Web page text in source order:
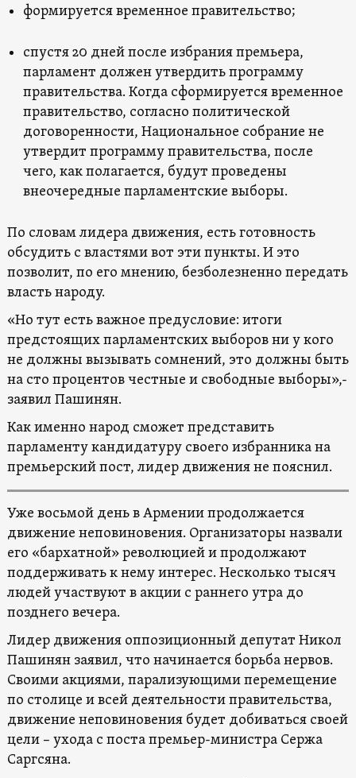
формируется временное правительство;
спустя 20 дней после избрания премьера,
парламент должен утвердить программу
правительства. Когда сформируется временное
правительство, согласно политической
договоренности, Национальное собрание не
утвердит программу правительства, после
чего, как полагается, будут проведены
внеочередные парламентские выборы.
По словам лидера движения, есть готовность
обсудить с властями вот эти пункты. И это
позволит, по его мнению, безболезненно передать
власть народу.
«Но тут есть важное предусловие: итоги
предстоящих парламентских выборов ни у кого
не должны вызывать сомнений, это должны быть
на сто процентов честные и свободные выборы»,-
заявил Пашинян.
Как именно народ сможет представить
парламенту кандидатуру своего избранника на
премьерский пост, лидер движения не пояснил.
Уже восьмой день в Армении продолжается
движение неповиновения. Организаторы назвали
его «бархатной» революцией и продолжают
поддерживать к нему интерес. Несколько тысяч
людей участвуют в акции с раннего утра до
позднего вечера.
Лидер движения оппозиционный депутат Никол
Пашинян заявил, что начинается борьба нервов.
Своими акциями, парализующими перемещение
по столице и всей деятельности правительства,
движение неповиновения будет добиваться своей
цели – ухода с поста премьер-министра Сержа
Саргсяна.